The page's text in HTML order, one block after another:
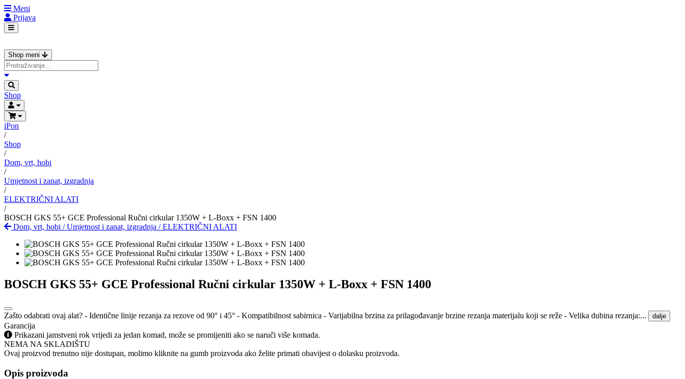
Meni
Prijava
Shop meni
Shop
iPon
/
Shop
/
Dom, vrt, hobi
/
Umjetnost i zanat, izgradnja
/
ELEKTRIČNI ALATI
/
BOSCH GKS 55+ GCE Professional Ručni cirkular 1350W + L-Boxx + FSN 1400
Dom, vrt, hobi /Umjetnost i zanat, izgradnja /ELEKTRIČNI ALATI
BOSCH GKS 55+ GCE Professional Ručni cirkular 1350W + L-Boxx + FSN 1400
Zašto odabrati ovaj alat? - Identične linije rezanja za rezove od 90° i 45° - Kompatibilnost sabirnica - Varijabilna brzina za prilagođavanje brzine rezanja materijalu koji se reže - Velika dubina rezanja:... dalje
Garancija
Prikazani jamstveni rok vrijedi za jedan komad, može se promijeniti ako se naruči više komada.
NEMA NA SKLADIŠTU
Ovaj proizvod trenutno nije dostupan, molimo kliknite na gumb proizvoda ako želite primati obavijest o dolasku proizvoda.
Opis proizvoda